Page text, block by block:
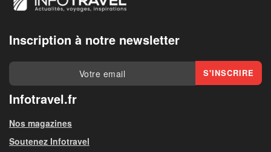
Inscription à notre newsletter
Infotravel.fr
Nos magazines
Soutenez Infotravel